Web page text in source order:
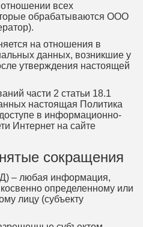
всех
обрабатываются ООО
на отношения в
данных, возникшие у
утверждения настоящей
части 2 статьи 18.1
настоящая Политика
в информационно-
Интернет на сайте
сокращения
– любая информация,
определенному или
лицу (субъекту